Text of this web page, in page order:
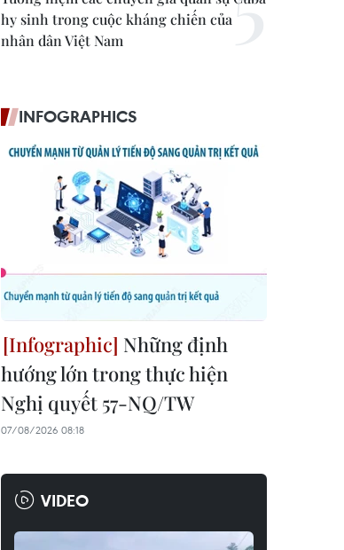
hy sinh trong cuộc kháng chiến của
nhân dân Việt Nam
INFOGRAPHICS
Những định
hướng lớn trong thực hiện
Nghị quyết 57-NQ/TW
07/08/2026 08:18
VIDEO